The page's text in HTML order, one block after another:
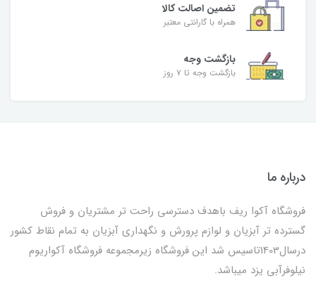
تضمین اصالت کالا
همراه با گارانتی معتبر
بازگشت وجه
بازگشت وجه تا ۷ روز
درباره ما
فروشگاه آکوا ریف باهدف دسترسی راحت تر مشتریان و فروش
گسترده تر آبزیان و لوازم پرورش و نگهداری آبزیان به تمام نقاط کشور
درسال1403تاسیس شد این فروشگاه زیرمجموعه فروشگاه آکواریوم
نیلوفرآبی یزد میباشد.